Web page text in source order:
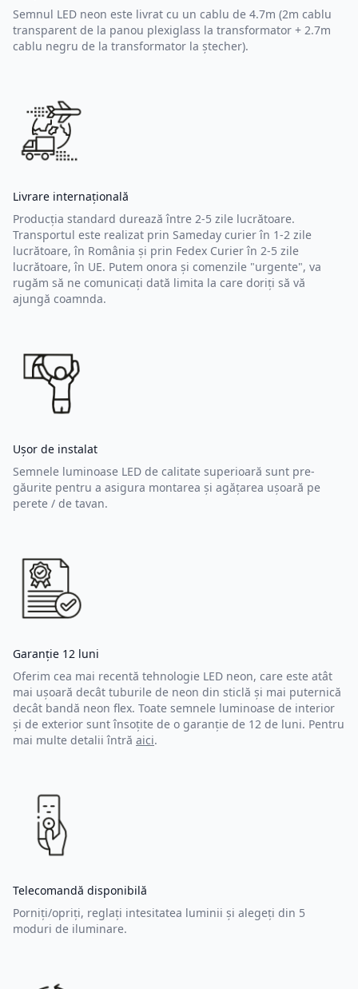
Semnul LED neon este livrat cu un cablu de 4.7m (2m cablu
transparent de la panou plexiglass la transformator + 2.7m
cablu negru de la transformator la ștecher).
Livrare internațională
Producția standard durează între 2-5 zile lucrătoare.
Transportul este realizat prin Sameday curier în 1-2 zile
lucrătoare, în România și prin Fedex Curier în 2-5 zile
lucrătoare, în UE. Putem onora și comenzile "urgente", va
rugăm să ne comunicați dată limita la care doriți să vă
ajungă coamnda.
Ușor de instalat
Semnele luminoase LED de calitate superioară sunt pre-
găurite pentru a asigura montarea și agățarea ușoară pe
perete / de tavan.
Garanție 12 luni
Oferim cea mai recentă tehnologie LED neon, care este atât
mai ușoară decât tuburile de neon din sticlă și mai puternică
decât bandă neon flex. Toate semnele luminoase de interior
și de exterior sunt însoțite de o garanție de 12 de luni. Pentru
mai multe detalii întră aici.
Telecomandă disponibilă
Porniți/opriți, reglați intesitatea luminii și alegeți din 5
moduri de iluminare.